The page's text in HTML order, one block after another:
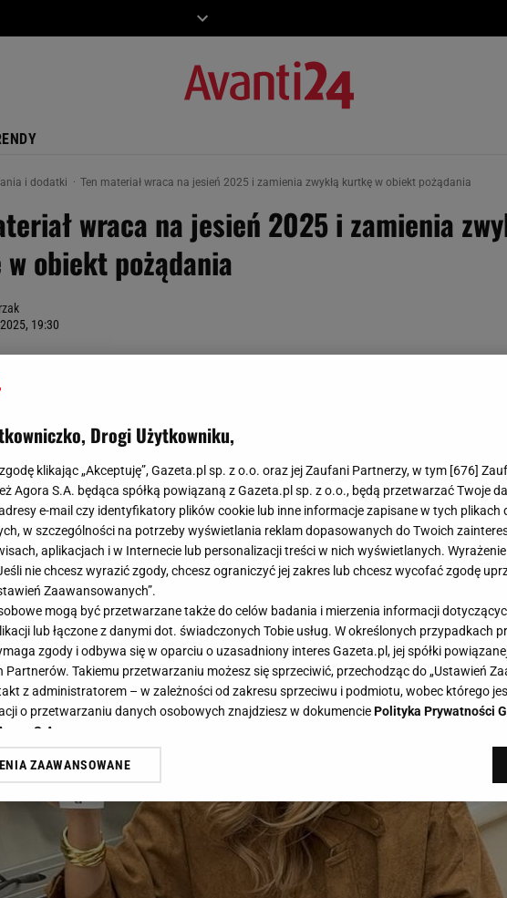
i dodatki Ten materiał wraca na jesień 2025 i zamienia zwykłą kurtkę w obiekt pożądania
wraca na jesień 2025 i zamienia
obiekt pożądania
19:30
i tej jesieni przejmuje ulice światowych stolic - od Paryża po
za stylizacyjny relikt, dziś projektanci traktują go jak luksus
o czym mowa? Podpowiem: to właśnie on zamienia zwykłą jesienną
Drogi Użytkowniku,
klikając „Akceptuję”, Gazeta.pl sp. z o.o. oraz jej Zaufani Partnerzy, w tym [676]
Agora S.A. będąca spółką powiązaną z Gazeta.pl sp. z o.o., będą przetwarzać Twoje
e-mail czy identyfikatory plików cookie lub inne informacje zapisane w tych plikach
w szczególności na potrzeby wyświetlania reklam dopasowanych do Twoich
aplikacjach i w Internecie lub personalizacji treści w nich wyświetlanych.
nie chcesz wyrazić zgody, chcesz ograniczyć jej zakres lub chcesz wycofać zgodę
Zaawansowanych”.
mogą być przetwarzane także do celów badania i mierzenia informacji
lub łączone z danymi dot. świadczonych Tobie usług. W określonych przypadkach
zgody i odbywa się w oparciu o uzasadniony interes Gazeta.pl, jej spółki
Partnerów. Takiemu przetwarzaniu możesz się sprzeciwić, przechodząc do „Ustawień
z administratorem – w zależności od zakresu sprzeciwu i podmiotu, wobec którego
o przetwarzaniu danych osobowych znajdziesz w dokumenciePolityka Prywatności
S.A.
wyrażasz też zgodę na zainstalowanie i przechowywanie plików cookie Gazeta.pl
cookie, wywołując narzędzie do zarządzania twoimi preferencjami dot. przetwarzania
prywatności ” w stopce serwisu i przechodząc do „Ustawień Zaawansowanych”.
możliwa jest także za pomocą ustawień przeglądarki.
Partnerzy i Agora S.A. możemy przetwarzać dane osobowe w następujących celach:
ZAAWANSOWANE